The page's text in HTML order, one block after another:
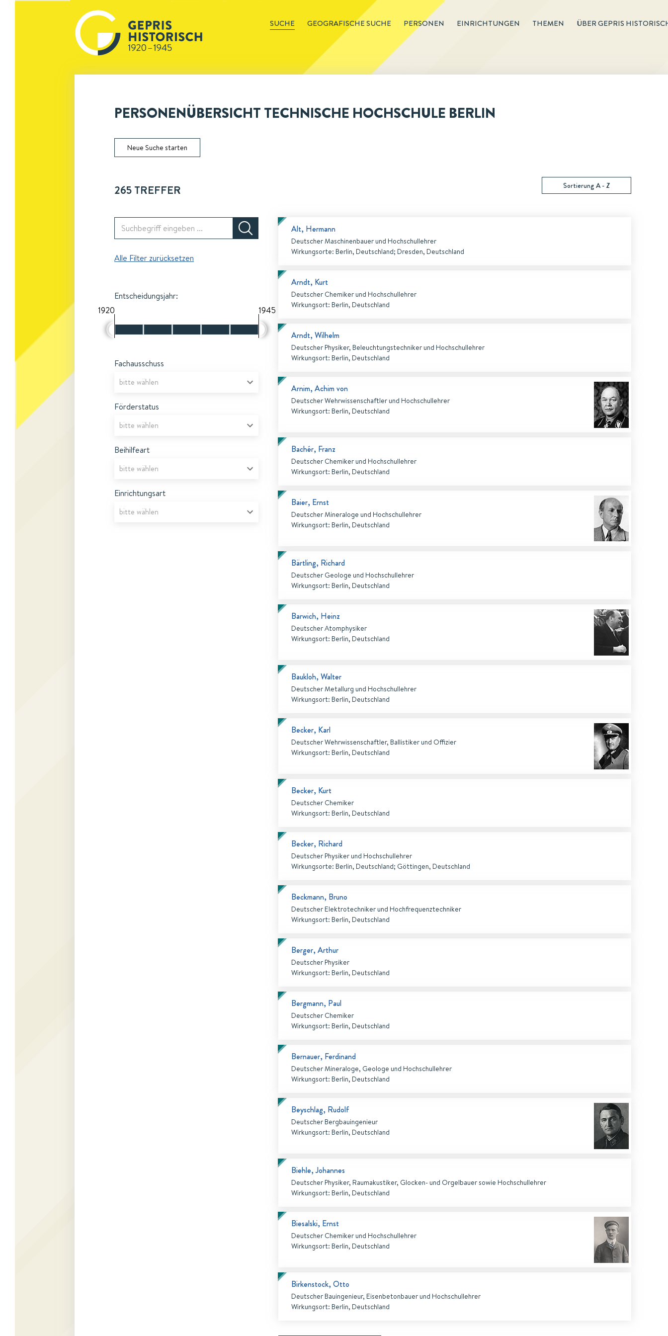
SUCHE GEOGRAFISCHE SUCHE PERSONEN EINRICHTUNGEN THEMEN ÜBER GEPRIS
PERSONENÜBERSICHT TECHNISCHE HOCHSCHULE BERLIN
Neue Suche starten
265TREFFER Sortierung A - Z
Alle Filter zurücksetzen
Entscheidungsjahr:
1920
1945
Fachausschuss
Förderstatus
Beihilfeart
Einrichtungsart
Alt, Hermann
Deutscher Maschinenbauer und Hochschullehrer
Wirkungsorte: Berlin, Deutschland; Dresden, Deutschland
Arndt, Kurt
Deutscher Chemiker und Hochschullehrer
Wirkungsort: Berlin, Deutschland
Arndt, Wilhelm
Deutscher Physiker, Beleuchtungstechniker und Hochschullehrer
Wirkungsort: Berlin, Deutschland
Arnim, Achim von
Deutscher Wehrwissenschaftler und Hochschullehrer
Wirkungsort: Berlin, Deutschland
Bachér, Franz
Deutscher Chemiker und Hochschullehrer
Wirkungsort: Berlin, Deutschland
Baier, Ernst
Deutscher Mineraloge und Hochschullehrer
Wirkungsort: Berlin, Deutschland
Bärtling, Richard
Deutscher Geologe und Hochschullehrer
Wirkungsort: Berlin, Deutschland
Barwich, Heinz
Deutscher Atomphysiker
Wirkungsort: Berlin, Deutschland
Baukloh, Walter
Deutscher Metallurg und Hochschullehrer
Wirkungsort: Berlin, Deutschland
Becker, Karl
Deutscher Wehrwissenschaftler, Ballistiker und Offizier
Wirkungsort: Berlin, Deutschland
Becker, Kurt
Deutscher Chemiker
Wirkungsort: Berlin, Deutschland
Becker, Richard
Deutscher Physiker und Hochschullehrer
Wirkungsorte: Berlin, Deutschland; Göttingen, Deutschland
Beckmann, Bruno
Deutscher Elektrotechniker und Hochfrequenztechniker
Wirkungsort: Berlin, Deutschland
Berger, Arthur
Deutscher Physiker
Wirkungsort: Berlin, Deutschland
Bergmann, Paul
Deutscher Chemiker
Wirkungsort: Berlin, Deutschland
Bernauer, Ferdinand
Deutscher Mineraloge, Geologe und Hochschullehrer
Wirkungsort: Berlin, Deutschland
Beyschlag, Rudolf
Deutscher Bergbauingenieur
Wirkungsort: Berlin, Deutschland
Biehle, Johannes
Deutscher Physiker, Raumakustiker, Glocken- und Orgelbauer sowie Hochschullehrer
Wirkungsort: Berlin, Deutschland
Biesalski, Ernst
Deutscher Chemiker und Hochschullehrer
Wirkungsort: Berlin, Deutschland
Birkenstock, Otto
Deutscher Bauingenieur, Eisenbetonbauer und Hochschullehrer
Wirkungsort: Berlin, Deutschland